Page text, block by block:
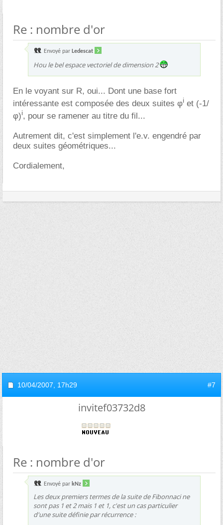
Re : nombre d'or
Envoyé par Ledescat
Hou le bel espace vectoriel de dimension 2
En le voyant sur R, oui... Dont une base fort
intéressante est composée des deux suites φi et (-1/
φ)i, pour se ramener au titre du fil...
Autrement dit, c'est simplement l'e.v. engendré par
deux suites géométriques...
Cordialement,
10/04/2007, 17h29 #7
invitef03732d8
Re : nombre d'or
Envoyé par kNz
Les deux premiers termes de la suite de Fibonnaci ne
sont pas 1 et 2 mais 1 et 1, c'est un cas particulier
d'une suite définie par récurrence :